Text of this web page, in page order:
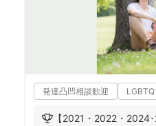
発達凸凹相談歓迎
🏆【2021・2022・2024